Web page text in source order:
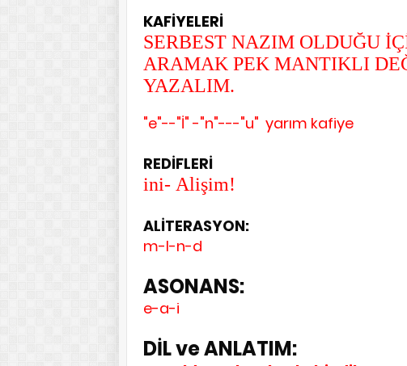
KAFİYELERİ
SERBEST NAZIM OLDUĞU
ARAMAK PEK MANTIKLI
YAZALIM.
"e"--"İ" -"n"---"u" yarım kafiye
REDİFLERİ
ini- Alişim!
ALİTERASYON:
m-l-n-d
ASONANS:
e-a-i
DİL ve ANLATIM: